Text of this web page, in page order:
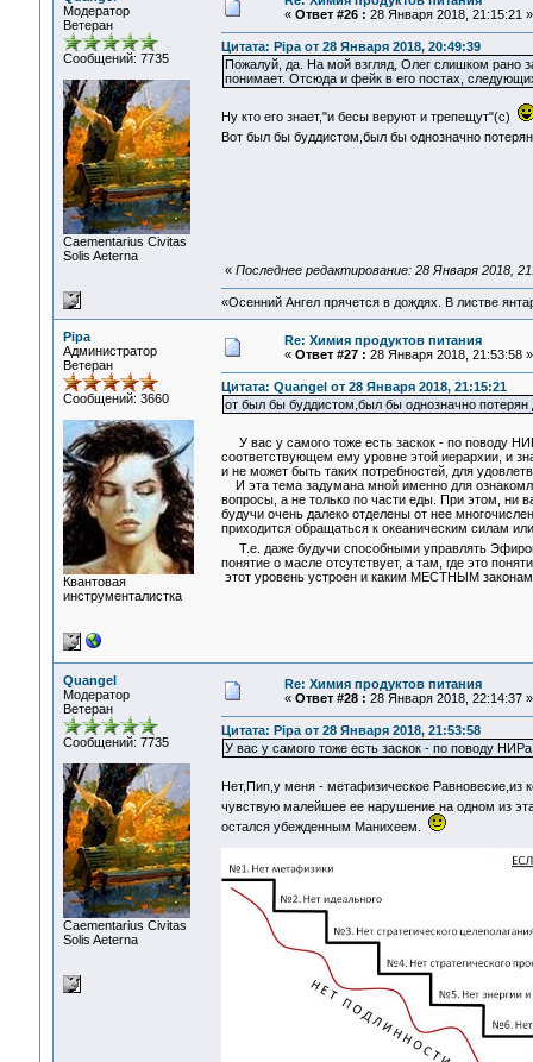
Модератор
Ветеран
Сообщений: 7735
Сaementarius Civitas
Solis Aeterna
« Ответ #26 : 28 Января 2018, 21:15:21 »
Цитата: Pipa от 28 Января 2018, 20:49:39
Пожалуй, да. На мой взгляд, Олег слишком рано
понимает. Отсюда и фейк в его постах,
Ну кто его знает,"и бесы веруют и трепещут"(с)
Вот был бы буддистом,был бы однозначно
« Последнее редактирование: 28 Января 2018,
«Осенний Ангел прячется в дождях. В листве
Pipa
Администратор
Ветеран
Сообщений: 3660
Квантовая
инструменталистка
Re: Химия продуктов питания
« Ответ #27 : 28 Января 2018, 21:53:58 »
Цитата: Quangel от 28 Января 2018, 21:15:21
от был бы буддистом,был бы однозначно
У вас у самого тоже есть заскок - по поводу
соответствующем ему уровне этой иерархии, и
и не может быть таких потребностей, для
И эта тема задумана мной именно для
вопросы, а не только по части еды. При этом, ни
будучи очень далеко отделены от нее
приходится обращаться к океаническим силам
Т.е. даже будучи способными управлять
понятие о масле отсутствует, а там, где это
этот уровень устроен и каким МЕСТНЫМ законам
Quangel
Модератор
Ветеран
Сообщений: 7735
Сaementarius Civitas
Solis Aeterna
Re: Химия продуктов питания
« Ответ #28 : 28 Января 2018, 22:14:37 »
Цитата: Pipa от 28 Января 2018, 21:53:58
У вас у самого тоже есть заскок - по поводу НИРа
Нет,Пип,у меня - метафизическое Равновесие,из
чувствую малейшее ее нарушение на одном из
остался убежденным Манихеем.